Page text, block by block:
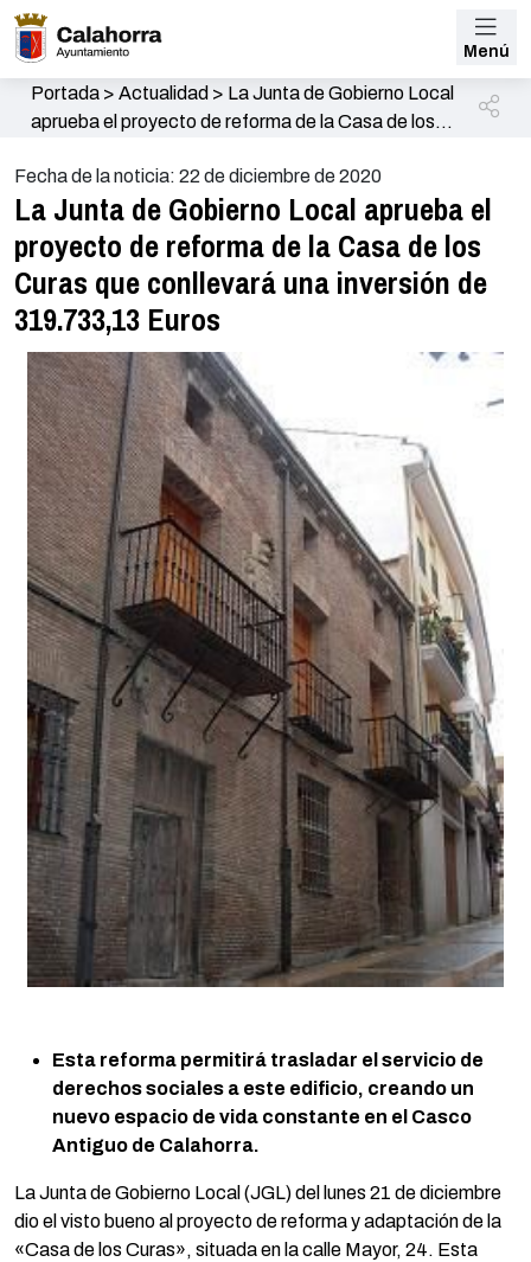
Menú
Portada> Actualidad > La Junta de Gobierno Local
aprueba el proyecto de reforma de la Casa de los
Euros
Fecha de la noticia: 22 de diciembre de 2020
La Junta de Gobierno Local aprueba el
proyecto de reforma de la Casa de los
Curas que conllevará una inversión de
319.733,13 Euros
Esta reforma permitirá trasladar el servicio de
derechos sociales a este edificio, creando un
nuevo espacio de vida constante en el Casco
Antiguo de Calahorra.
La Junta de Gobierno Local (JGL) del lunes 21 de diciembre
dio el visto bueno al proyecto de reforma y adaptación de la
«Casa de los Curas», situada en la calle Mayor, 24. Esta